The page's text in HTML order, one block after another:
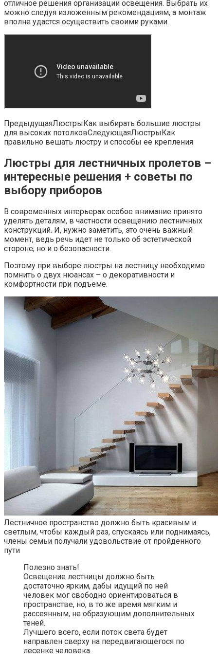
отличное решения организации освещения. Выбрать их
можно следуя изложенным рекомендациям, а монтаж
вполне удастся осуществить своими руками.
ПредыдущаяЛюстрыКак выбирать большие люстры
для высоких потолковСледующаяЛюстрыКак
правильно вешать люстру и способы ее крепления
Люстры для лестничных пролетов –
интересные решения + советы по
выбору приборов
В современных интерьерах особое внимание принято
уделять деталям, в частности освещению лестничных
конструкций. И, нужно заметить, это очень важный
момент, ведь речь идет не только об эстетической
стороне, но и о безопасности.
Поэтому при выборе люстры на лестницу необходимо
помнить о двух нюансах – о декоративности и
комфортности при подъеме.
Лестничное пространство должно быть красивым и
светлым, чтобы каждый раз, спускаясь или поднимаясь,
члены семьи получали удовольствие от пройденного
пути
Полезно знать!
Освещение лестницы должно быть
достаточно ярким, дабы идущий по ней
человек мог свободно ориентироваться в
пространстве, но, в то же время мягким и
рассеянным, не образующим дополнительных
теней.
Лучшего всего, если поток света будет
направлен сверху на передвигающегося по
лесенке человека.